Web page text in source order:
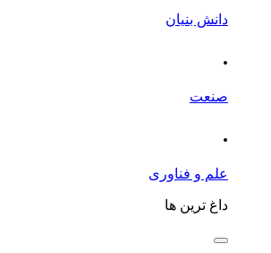
دانش بنیان
.
صنعت
.
علم و فناوری
داغ ترین ها